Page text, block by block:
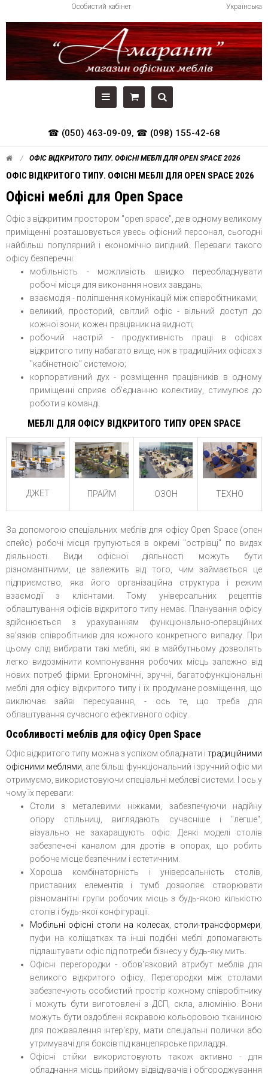
Українська
Особистий кабінет
☎ (050) 463-09-09, ☎ (098) 155-42-68
ОФІС ВІДКРИТОГО ТИПУ. ОФІСНІ МЕБЛІ ДЛЯ OPEN SPACE 2026
ОФІС ВІДКРИТОГО ТИПУ. ОФІСНІ МЕБЛІ ДЛЯ OPEN SPACE 2026
Офісні меблі для Open Space
Офіс з відкритим простором "open space", де в одному великому
приміщенні розташовується увесь офісний персонал, сьогодні
найбільш популярний і економічно вигідний. Переваги такого
офісу безперечні:
мобільність - можливість швидко переобладнувати
робочі місця для виконання нових завдань;
взаємодія - поліпшення комунікацій між співробітниками;
великий, просторий, світлий офіс - вільний доступ до
кожної зони, кожен працівник на видноті;
робочий настрій - продуктивність праці в офісах
відкритого типу набагато вище, ніж в традиційних офісах з
"кабінетною" системою;
корпоративний дух - розміщення працівників в одному
приміщенні сприяє об'єднанню колективу, стимулює до
роботи в команді.
МЕБЛІ ДЛЯ ОФІСУ ВІДКРИТОГО ТИПУ OPEN SPACE
ДЖЕТ ПРАЙМ ОЗОН ТЕХНО
За допомогою спеціальних меблів для офісу Open Space (опен
спейс) робочі місця групуються в окремі "острівці" по видах
діяльності. Види офісної діяльності можуть бути
різноманітними, це залежить від того, чим займається це
підприємство, яка його організаційна структура і режим
взаємодії з клієнтами. Тому універсальних рецептів
облаштування офісів відкритого типу немає. Планування офісу
здійснюється з урахуванням функціонально-операційних
зв'язків співробітників для кожного конкретного випадку. При
цьому слід вибирати такі меблі, які в майбутньому дозволять
легко видозмінити компонування робочих місць залежно від
нових потреб фірми. Ергономічні, зручні, багатофункціональні
меблі для офісу відкритого типу і їх продумане розміщення, що
виключає зайві пересування, - ось те, що треба для
облаштування сучасного ефективного офісу.
Особливості меблів для офісу Open Space
Офіс відкритого типу можна з успіхом обладнати і традиційними
офісними меблями , але більш функціональний і зручний офіс ми
отримуємо, використовуючи спеціальні меблеві системи. І ось у
чому їх переваги:
Столи з металевими ніжками, забезпечуючи надійну
опору стільниці, виглядають сучасніше і "легше",
візуально не захаращують офіс. Деякі моделі столів
забезпечені каналом для дротів в опорах, що робить
робоче місце безпечним і естетичним.
Хороша комбінаторність і універсальність столів,
приставних елементів і тумб дозволяє створювати
різноманітні групи робочих місць з будь-якою кількістю
столів і будь-якої конфігурації.
Мобільні офісні столи на колесах, столи-трансформери
пуфи на коліщатках та інші подібні меблі допомагають
підлаштувати офіс під потреби бізнесу у будь-яку мить.
Офісні перегородки - обов'язковий атрибут меблів для
великого відкритого офісу. Перегородки між столами
забезпечують особистий простір кожному співробітнику
і можуть бути виготовлені з ДСП, скла, алюмінію. Вони
можуть бути оздоблені яскравою кольоровою тканиною
для пожвавлення інтер'єру, мати спеціальні полички або
утримувачі для боксів під канцелярське приладдя.
Офісні стійки використовують також активно - для
обладнання місць прийому відвідувачів і обгороджування